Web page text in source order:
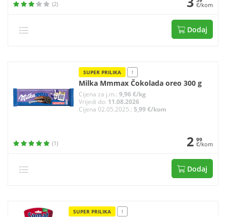
(2) €/kom
Dodaj
SUPER PRILIKA !
Milka Mmmax Čokolada oreo 300 g
Cijena za j.m.: 9,96 €/kg
Vrijedi do: 11.08.2026
Cijena 02.05.2025.: 5,99 €/kom
(1) 2 99
€/kom
Dodaj
SUPER PRILIKA !